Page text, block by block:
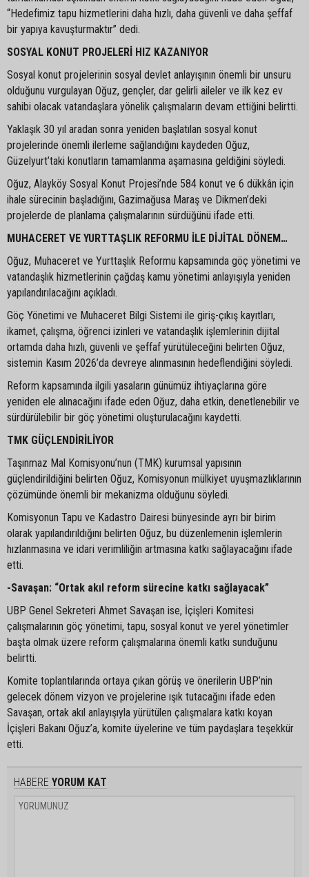
“Hedefimiz tapu hizmetlerini daha hızlı, daha güvenli ve daha şeffaf
bir yapıya kavuşturmaktır” dedi.
SOSYAL KONUT PROJELERİ HIZ KAZANIYOR
Sosyal konut projelerinin sosyal devlet anlayışının önemli bir unsuru
olduğunu vurgulayan Oğuz, gençler, dar gelirli aileler ve ilk kez ev
sahibi olacak vatandaşlara yönelik çalışmaların devam ettiğini belirtti.
Yaklaşık 30 yıl aradan sonra yeniden başlatılan sosyal konut
projelerinde önemli ilerleme sağlandığını kaydeden Oğuz,
Güzelyurt’taki konutların tamamlanma aşamasına geldiğini söyledi.
Oğuz, Alayköy Sosyal Konut Projesi’nde 584 konut ve 6 dükkân için
ihale sürecinin başladığını, Gazimağusa Maraş ve Dikmen’deki
projelerde de planlama çalışmalarının sürdüğünü ifade etti.
MUHACERET VE YURTTAŞLIK REFORMU İLE DİJİTAL DÖNEM…
Oğuz, Muhaceret ve Yurttaşlık Reformu kapsamında göç yönetimi ve
vatandaşlık hizmetlerinin çağdaş kamu yönetimi anlayışıyla yeniden
yapılandırılacağını açıkladı.
Göç Yönetimi ve Muhaceret Bilgi Sistemi ile giriş-çıkış kayıtları,
ikamet, çalışma, öğrenci izinleri ve vatandaşlık işlemlerinin dijital
ortamda daha hızlı, güvenli ve şeffaf yürütüleceğini belirten Oğuz,
sistemin Kasım 2026’da devreye alınmasının hedeflendiğini söyledi.
Reform kapsamında ilgili yasaların günümüz ihtiyaçlarına göre
yeniden ele alınacağını ifade eden Oğuz, daha etkin, denetlenebilir ve
sürdürülebilir bir göç yönetimi oluşturulacağını kaydetti.
TMK GÜÇLENDİRİLİYOR
Taşınmaz Mal Komisyonu’nun (TMK) kurumsal yapısının
güçlendirildiğini belirten Oğuz, Komisyonun mülkiyet uyuşmazlıklarının
çözümünde önemli bir mekanizma olduğunu söyledi.
Komisyonun Tapu ve Kadastro Dairesi bünyesinde ayrı bir birim
olarak yapılandırıldığını belirten Oğuz, bu düzenlemenin işlemlerin
hızlanmasına ve idari verimliliğin artmasına katkı sağlayacağını ifade
etti.
-Savaşan: “Ortak akıl reform sürecine katkı sağlayacak”
UBP Genel Sekreteri Ahmet Savaşan ise, İçişleri Komitesi
çalışmalarının göç yönetimi, tapu, sosyal konut ve yerel yönetimler
başta olmak üzere reform çalışmalarına önemli katkı sunduğunu
belirtti.
Komite toplantılarında ortaya çıkan görüş ve önerilerin UBP’nin
gelecek dönem vizyon ve projelerine ışık tutacağını ifade eden
Savaşan, ortak akıl anlayışıyla yürütülen çalışmalara katkı koyan
İçişleri Bakanı Oğuz’a, komite üyelerine ve tüm paydaşlara teşekkür
etti.
HABERE YORUM KAT